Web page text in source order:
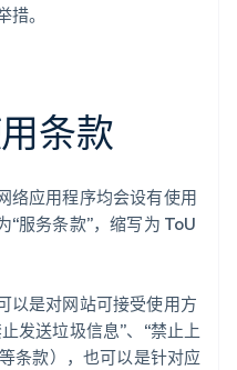
。
条款
络应用程序均会设有使用
“服务条款”，缩写为 ToU
以是对网站可接受使用方
发送垃圾信息”、“禁止上
条款），也可以是针对应